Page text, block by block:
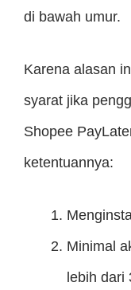
di bawah umur.
Karena alasan
syarat jika
Shopee
ketentuannya:
Minimal
lebih dari